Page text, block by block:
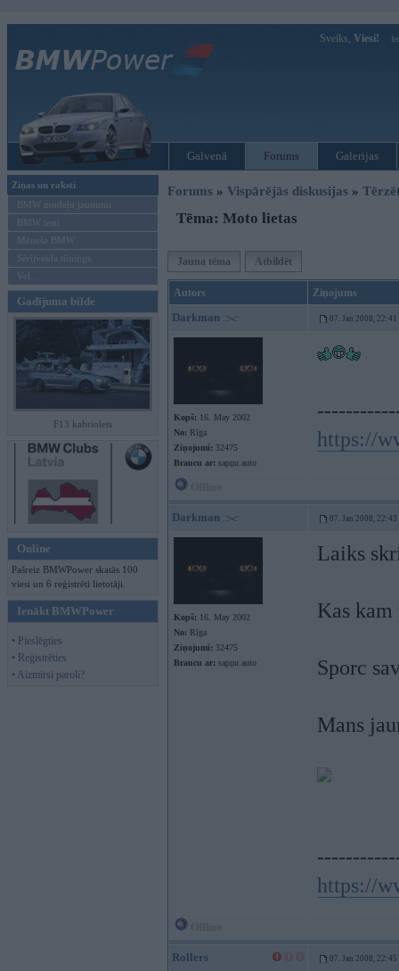
Sveiks, Viesi!
Galvenā Forums Galerijas
Ziņas un raksti
BMW modeļu jaunumi
BMW testi
Mēneša BMW
Sērijveida tūnings
Vel...
Gadījuma bilde
F13 kabriolets
Online
Pašreiz BMWPower skatās 100
viesi un 6 reģistrēti lietotāji.
Ienākt BMWPower
• Pieslēgties
• Reģistrēties
• Aizmirsi paroli?
Forums » Vispārējās diskusijas »
Tēma: Moto lietas
Jauna tēma Atbildēt
Autors Ziņojums
Darkman 07. Jan 2008, 22:41
Kopš: 16. May 2002
No: Rīga
Ziņojumi: 32475
Braucu ar: sapņu auto
https://
Darkman 07. Jan 2008, 22:43
Kopš: 16. May 2002
No: Rīga
Ziņojumi: 32475
Braucu ar: sapņu auto
Laiks
Kas
Sporc
Mans
https://
Rollers 07. Jan 2008, 22:45